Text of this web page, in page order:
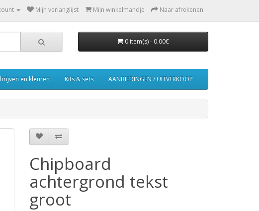
Mijn verlanglijst Mijn winkelmandje Naar afrekenen
0 item(s) - 0.00€
en kleuren Kits & sets AANBIEDINGEN / UITVERKOOP
Chipboard
achtergrond tekst
groot